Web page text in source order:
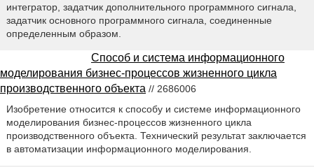
интегратор, задатчик дополнительного программного сигнала,
задатчик основного программного сигнала, соединенные
определенным образом.
Способ и система информационного
моделирования бизнес-процессов жизненного цикла
производственного объекта // 2686006
Изобретение относится к способу и системе информационного
моделирования бизнес-процессов жизненного цикла
производственного объекта. Технический результат заключается
в автоматизации информационного моделирования.